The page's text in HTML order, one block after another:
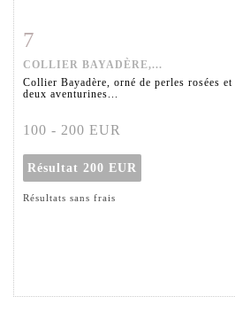
7
COLLIER BAYADÈRE,...
Collier Bayadère, orné de perles rosées et
deux aventurines...
100 - 200 EUR
Résultat 200 EUR
Résultats sans frais